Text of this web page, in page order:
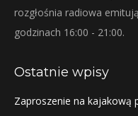
rozgłośnia radiowa
godzinach 16:00 - 21:00.
Ostatnie wpisy
Zaproszenie na kajakową